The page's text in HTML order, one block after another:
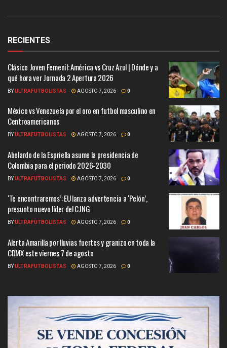
RECIENTES
Clásico Joven Femenil: América vs Cruz Azul | Dónde y a
qué hora ver Jornada 2 Apertura 2026
BYULTRAFUTBOLISTAS AGOSTO 7, 2026 0
México vs Venezuela por el oro en futbol masculino en
Centroamericanos
BYULTRAFUTBOLISTAS AGOSTO 7, 2026 0
Abelardo de la Espriella asume la presidencia de
Colombia para el periodo 2026-2030
BYULTRAFUTBOLISTAS AGOSTO 7, 2026 0
‘Te encontraremos’: EU lanza advertencia a ‘Pelón’,
presunto nuevo líder del CJNG
BYULTRAFUTBOLISTAS AGOSTO 7, 2026 0
Alerta Amarilla por lluvias fuertes y granizo en toda la
CDMX este viernes 7 de agosto
BYULTRAFUTBOLISTAS AGOSTO 7, 2026 0